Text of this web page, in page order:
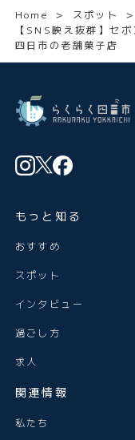
Home ＞ スポット
＞
【SNS映え抜群】セ
四日市の老舗菓子店
もっと知る
おすすめ
スポット
インタビュー
過ごし方
求人
関連情報
私たち